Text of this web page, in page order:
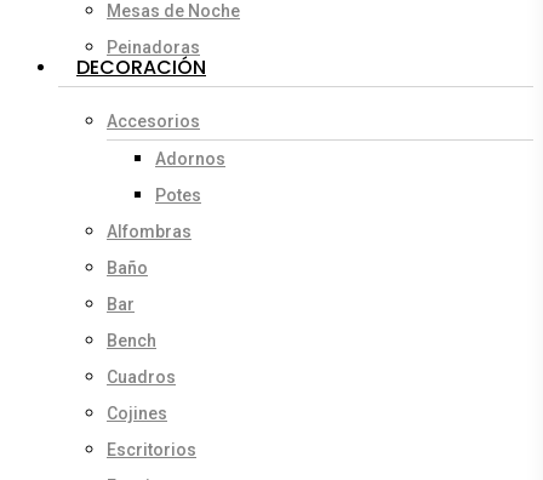
Mesas de Noche
Peinadoras
DECORACIÓN
Accesorios
Adornos
Potes
Alfombras
Baño
Bar
Bench
Cuadros
Cojines
Escritorios